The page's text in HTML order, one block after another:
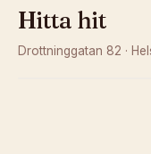
Hitta hit
Drottninggatan 82 ·